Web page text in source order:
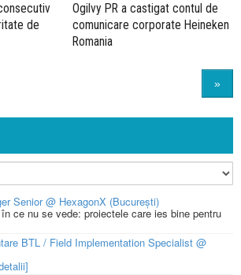
de
Ogilvy PR a castigat contul de
comunicare corporate Heineken
Romania
»
Senior @ HexagonX (București)
ce nu se vede: proiectele care ies bine pentru
BTL / Field Implementation Specialist @